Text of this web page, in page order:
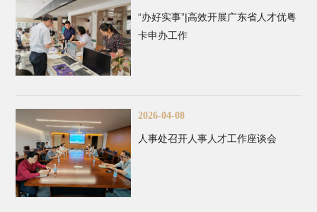
“办好实事”|高效开展广东省人才优粤
卡申办工作
2026-04-08
人事处召开人事人才工作座谈会